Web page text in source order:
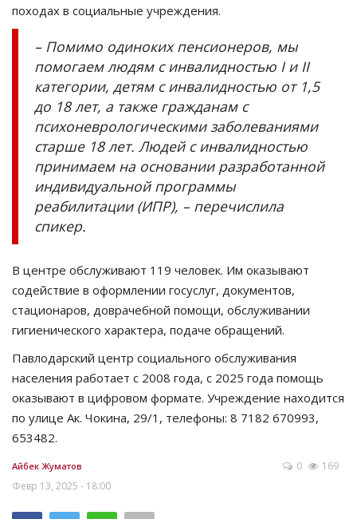
походах в социальные учреждения.
– Помимо одиноких пенсионеров, мы
помогаем людям с инвалидностью І и ІІ
категории, детям с инвалидностью от 1,5
до 18 лет, а также гражданам с
психоневрологическими заболеваниями
старше 18 лет. Людей с инвалидностью
принимаем на основании разработанной
индивидуальной программы
реабилитации (ИПР), – перечислила
спикер.
В центре обслуживают 119 человек. Им оказывают
содействие в оформлении госуслуг, документов,
стационаров, доврачебной помощи, обслуживании
гигиенического характера, подаче обращений.
Павлодарский центр социального обслуживания
населения работает с 2008 года, с 2025 года помощь
оказывают в цифровом формате. Учреждение находится
по улице Ак. Чокина, 29/1, телефоны: 8 7182 670993,
653482.
Айбек Жуматов
Февр 13, 2025 - 18:00
0 169